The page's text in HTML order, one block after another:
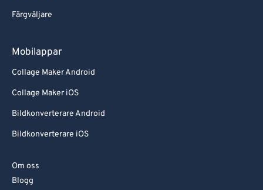
Färgväljare
Mobilappar
Collage Maker Android
Collage Maker iOS
Bildkonverterare Android
Bildkonverterare iOS
Om oss
Blogg